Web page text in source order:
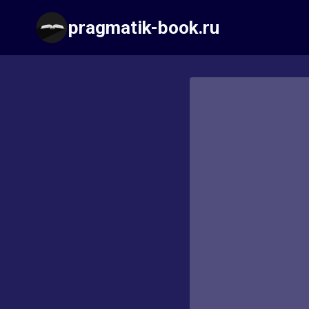
содержимому
pragmatik-book.ru